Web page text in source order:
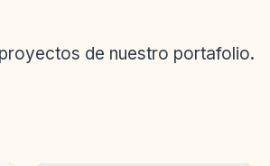
de nuestro portafolio.